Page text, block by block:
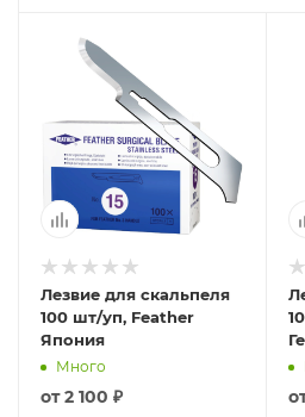
Лезвие для скальпеля
100 шт/уп, Feather
Япония
Много
от2 100 ₽